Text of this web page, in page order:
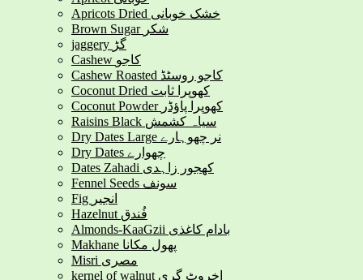
Apricots Dried خشک خوبانی
Brown Sugar شکر
jaggery گڑ
Cashew کاجو
Cashew Roasted کاجو روسٹڈ
Coconut Dried کھوپرا ثابت
Coconut Powder کھوپرا پاؤڈر
Raisins Black سیاہ کشمش
Dry Dates Large نر چھوہارے
Dry Dates چھوارے
Dates Zahadi کھجور زاہدی
Fennel Seeds سونف
Fig انجیر
Hazelnut فُندق
Almonds-KaaGzii بادام کاغذی
Makhane پھول مکانا
Misri مصری
kernel of walnut اخروٹ گری